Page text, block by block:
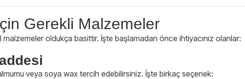
Gerekli Malzemeler
oldukça basittir. İşte başlamadan önce ihtiyacınız olanlar:
veya soya wax tercih edebilirsiniz. İşte birkaç seçenek: